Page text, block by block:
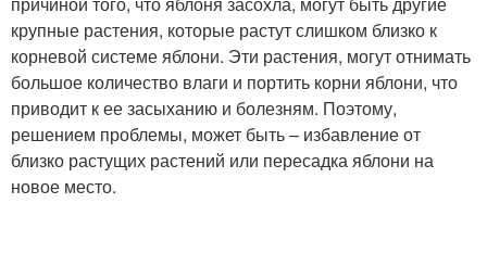
крупные растения, которые растут слишком близко к
корневой системе яблони. Эти растения, могут отнимать
большое количество влаги и портить корни яблони, что
приводит к ее засыханию и болезням. Поэтому,
решением проблемы, может быть – избавление от
близко растущих растений или пересадка яблони на
новое место.